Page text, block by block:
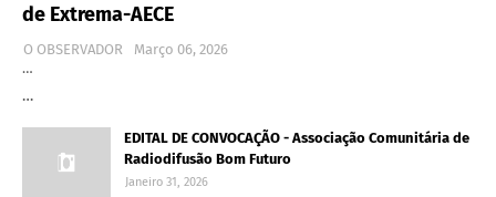
de Extrema-AECE
O OBSERVADOR
Março 06, 2026
…
…
EDITAL DE CONVOCAÇÃO - Associação Comunitária de
Radiodifusão Bom Futuro
Janeiro 31, 2026